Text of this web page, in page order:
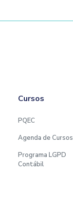
Cursos
PQEC
Agenda de Cursos
Programa LGPD
Contábil